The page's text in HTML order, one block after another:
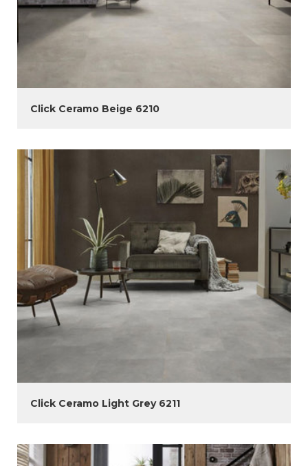
Click Ceramo Beige 6210
Click Ceramo Light Grey 6211